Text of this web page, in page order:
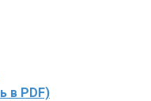
в PDF)